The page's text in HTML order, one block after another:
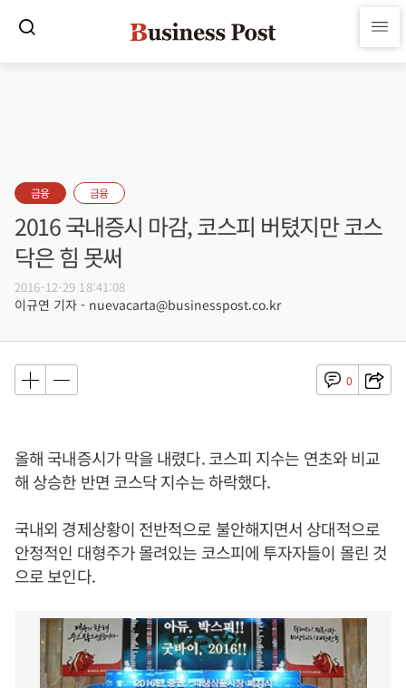
금융 금융
2016 국내증시 마감, 코스피 버텼지만 코스
닥은 힘 못써
2016-12-29 18:41:08
이규연 기자 - nuevacarta@businesspost.co.kr
0
올해 국내증시가 막을 내렸다. 코스피 지수는 연초와 비교
해 상승한 반면 코스닥 지수는 하락했다.
국내외 경제상황이 전반적으로 불안해지면서 상대적으로
안정적인 대형주가 몰려있는 코스피에 투자자들이 몰린 것
으로 보인다.